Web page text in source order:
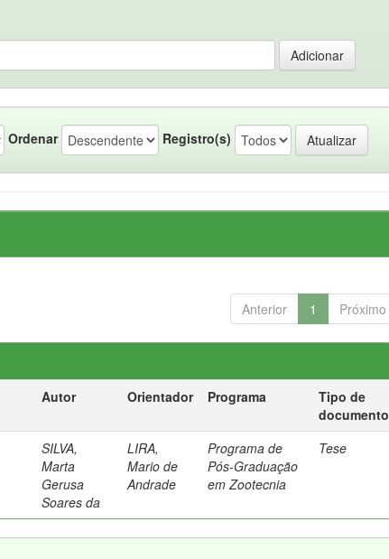
Ordenar Registro(s)
Anterior 1 Próximo
Autor Orientador Programa
Tipo de
documento
SILVA,
Marta
Gerusa
Soares da
LIRA,
Mario de
Andrade
Programa de
Pós-Graduação
em Zootecnia
Tese